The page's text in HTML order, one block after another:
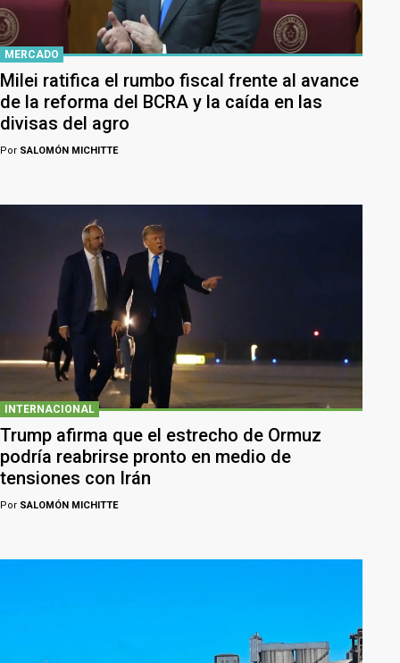
MERCADO
Milei ratifica el rumbo fiscal frente al avance
de la reforma del BCRA y la caída en las
divisas del agro
Por SALOMÓN MICHITTE
INTERNACIONAL
Trump afirma que el estrecho de Ormuz
podría reabrirse pronto en medio de
tensiones con Irán
Por SALOMÓN MICHITTE